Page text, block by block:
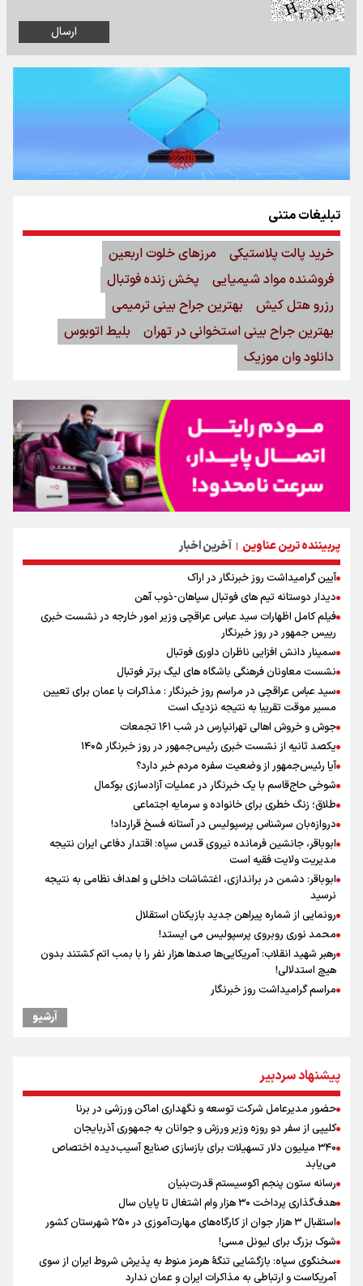
پربیننده ترین عناوین | آخرین اخبار
آیین گرامیداشت روز خبرنگار در اراک
دیدار دوستانه تیم های فوتبال سپاهان-ذوب آهن
فیلم کامل اظهارات سید عباس عراقچی وزیر امور خارجه در نشست خبری
رییس جمهور در روز خبرنگار
سمینار دانش افزایی ناظران داوری فوتبال
نشست معاونان فرهنگی باشگاه های لیگ برتر فوتبال
سید عباس عراقچی در مراسم روز خبرنگار : مذاکرات با عمان برای تعیین
مسیر موقت تقریبا به نتیجه نزدیک است
جوش و خروش اهالی تهرانپارس در شب ۱۶۱ تجمعات
یکصد ثانیه از نشست خبری رئیس‌جمهور در روز خبرنگار ۱۴۰۵
آیا رئیس‌جمهور از وضعیت سفره مردم خبر دارد؟
شوخی حاج‌قاسم با یک خبرنگار در عملیات آزادسازی بوکمال
طلاق؛ زنگ خطری برای خانواده و سرمایه اجتماعی
دروازه‌بان سرشناس پرسپولیس در آستانه فسخ قرارداد!
ابوباقر، جانشین فرمانده نیروی قدس سپاه: اقتدار دفاعی ایران نتیجه
مدیریت ولایت فقیه است
ابوباقر: دشمن در براندازی، اغتشاشات داخلی و اهداف نظامی به نتیجه
نرسید
رونمایی از شماره پیراهن جدید بازیکنان استقلال
محمد نوری روبروی پرسپولیس می ایستد!
رهبر شهید انقلاب: آمریکایی‌ها صدها هزار نفر را با بمب اتم کشتند بدون
هیچ استدلالی!
مراسم گرامیداشت روز خبرنگار
سخنگوی سپاه: بازگشایی تنگۀ هرمز منوط به پذیرش شروط ایران از سوی
در سال گذشته تا به امروز اتفاقات بزرگی را رقم زدند
سیدمناف هاشمی در مراسم انجمن ورزشی نویسان : قدردان زحمات اهالی
رسانه به ویژه ورزشی نویسان هستیم
فوران یک آتشفشان قدرتمند در جنوب غربی کلمبیا
سیمئونه درهای انتقال آلوارز به بارسلونا را بست
حضور مدیرعامل شرکت توسعه و نگهداری اماکن ورزشی در برنا
آرشیو
پیشنهاد سردبیر
حضور مدیرعامل شرکت توسعه و نگهداری اماکن ورزشی در برنا
کلیپی از سفر دو روزه وزیر ورزش و جوانان به جمهوری آذربایجان
۳۴۰ میلیون دلار تسهیلات برای بازسازی صنایع آسیب‌دیده اختصاص
می‌یابد
رسانه ستون پنجم اکوسیستم قدرت‌بنیان
هدف‌گذاری پرداخت ۳۰ هزار وام اشتغال تا پایان سال
استقبال ۳ هزار جوان از کارگاه‌های مهارت‌آموزی در ۲۵۰ شهرستان کشور
شوک بزرگ برای لیونل مسی!
سخنگوی سپاه: بازگشایی تنگۀ هرمز منوط به پذیرش شروط ایران از سوی
آمریکاست و ارتباطی به مذاکرات ایران و عمان ندارد
تبلیغات متنی
خرید پالت پلاستیکی
مرزهای خلوت اربعین
فروشنده مواد شیمیایی
پخش زنده فوتبال
رزرو هتل کیش
بهترین جراح بینی ترمیمی
بهترین جراح بینی استخوانی در تهران
بلیط اتوبوس
دانلود وان موزیک